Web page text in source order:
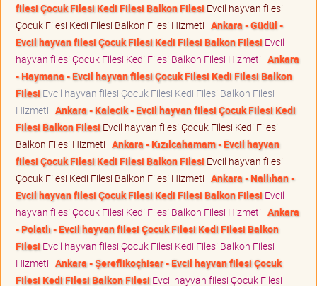
filesi Çocuk Filesi Kedi Filesi Balkon Filesi Evcil hayvan filesi
Çocuk Filesi Kedi Filesi Balkon Filesi Hizmeti Ankara - Güdül -
Evcil hayvan filesi Çocuk Filesi Kedi Filesi Balkon Filesi Evcil
hayvan filesi Çocuk Filesi Kedi Filesi Balkon Filesi Hizmeti Ankara
- Haymana - Evcil hayvan filesi Çocuk Filesi Kedi Filesi Balkon
Filesi Evcil hayvan filesi Çocuk Filesi Kedi Filesi Balkon Filesi
Hizmeti Ankara - Kalecik - Evcil hayvan filesi Çocuk Filesi Kedi
Filesi Balkon Filesi Evcil hayvan filesi Çocuk Filesi Kedi Filesi
Balkon Filesi Hizmeti Ankara - Kızılcahamam - Evcil hayvan
filesi Çocuk Filesi Kedi Filesi Balkon Filesi Evcil hayvan filesi
Çocuk Filesi Kedi Filesi Balkon Filesi Hizmeti Ankara - Nallıhan -
Evcil hayvan filesi Çocuk Filesi Kedi Filesi Balkon Filesi Evcil
hayvan filesi Çocuk Filesi Kedi Filesi Balkon Filesi Hizmeti Ankara
- Polatlı - Evcil hayvan filesi Çocuk Filesi Kedi Filesi Balkon
Filesi Evcil hayvan filesi Çocuk Filesi Kedi Filesi Balkon Filesi
Hizmeti Ankara - Şereflikoçhisar - Evcil hayvan filesi Çocuk
Filesi Kedi Filesi Balkon Filesi Evcil hayvan filesi Çocuk Filesi